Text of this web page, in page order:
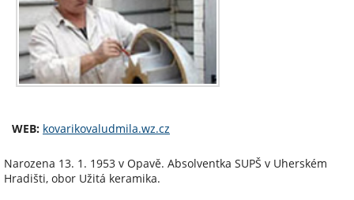
WEB: kovarikovaludmila.wz.cz
Narozena 13. 1. 1953 v Opavě. Absolventka SUPŠ v Uherském
Hradišti, obor Užitá keramika.